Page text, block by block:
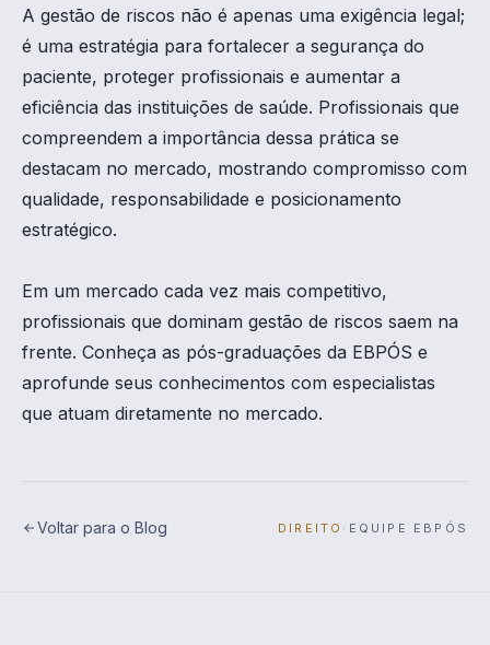
A gestão de riscos não é apenas uma exigência legal;
é uma estratégia para fortalecer a segurança do
paciente, proteger profissionais e aumentar a
eficiência das instituições de saúde. Profissionais que
compreendem a importância dessa prática se
destacam no mercado, mostrando compromisso com
qualidade, responsabilidade e posicionamento
estratégico.
Em um mercado cada vez mais competitivo,
profissionais que dominam gestão de riscos saem na
frente. Conheça as pós-graduações da EBPÓS e
aprofunde seus conhecimentos com especialistas
que atuam diretamente no mercado.
Voltar para o Blog DIREITO · EQUIPE EBPÓS